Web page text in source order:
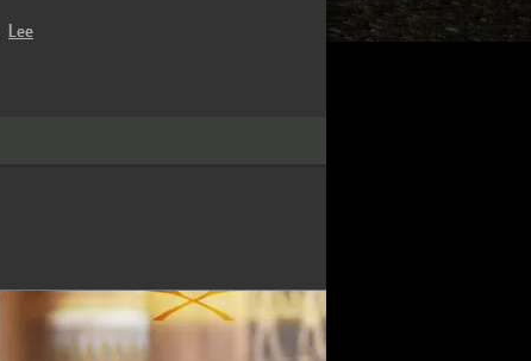
Lee